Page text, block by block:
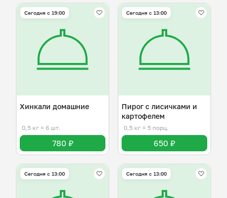
Сегодня с 19:00
Хинкали домашние
0,5 кг ≈ 6 шт.
780 ₽
Сегодня с 13:00
Пирог с лисичками и
картофелем
0,5 кг ≈ 5 порц.
650 ₽
Сегодня с 13:00 Сегодня с 13:00